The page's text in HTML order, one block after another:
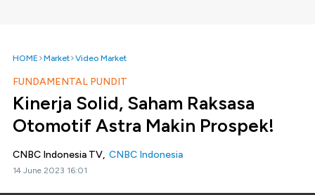
HOME Market Video Market
FUNDAMENTAL PUNDIT
Kinerja Solid, Saham Raksasa
Otomotif Astra Makin Prospek!
CNBC Indonesia TV, CNBC Indonesia
14 June 2023 16:01